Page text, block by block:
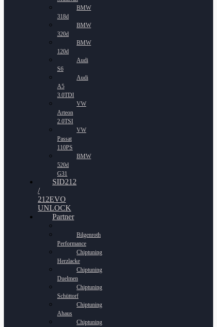
BMW
318d
BMW
320d
BMW
120d
Audi
S6
Audi
A5
3.0TDI
VW
Arteon
2.0TSI
VW
Passat
110PS
BMW
520d
G31
SID212
/
212EVO
UNLOCK
Partner
Bilgenroth
Performance
Chiptuning
Herzlacke
Chiptuning
Duelmen
Chiptuning
Schüttorf
Chiptuning
Ahaus
Chiptuning